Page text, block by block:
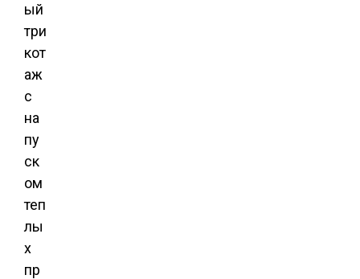
ый
три
кот
аж
с
на
пу
ск
ом
теп
лы
х
пр